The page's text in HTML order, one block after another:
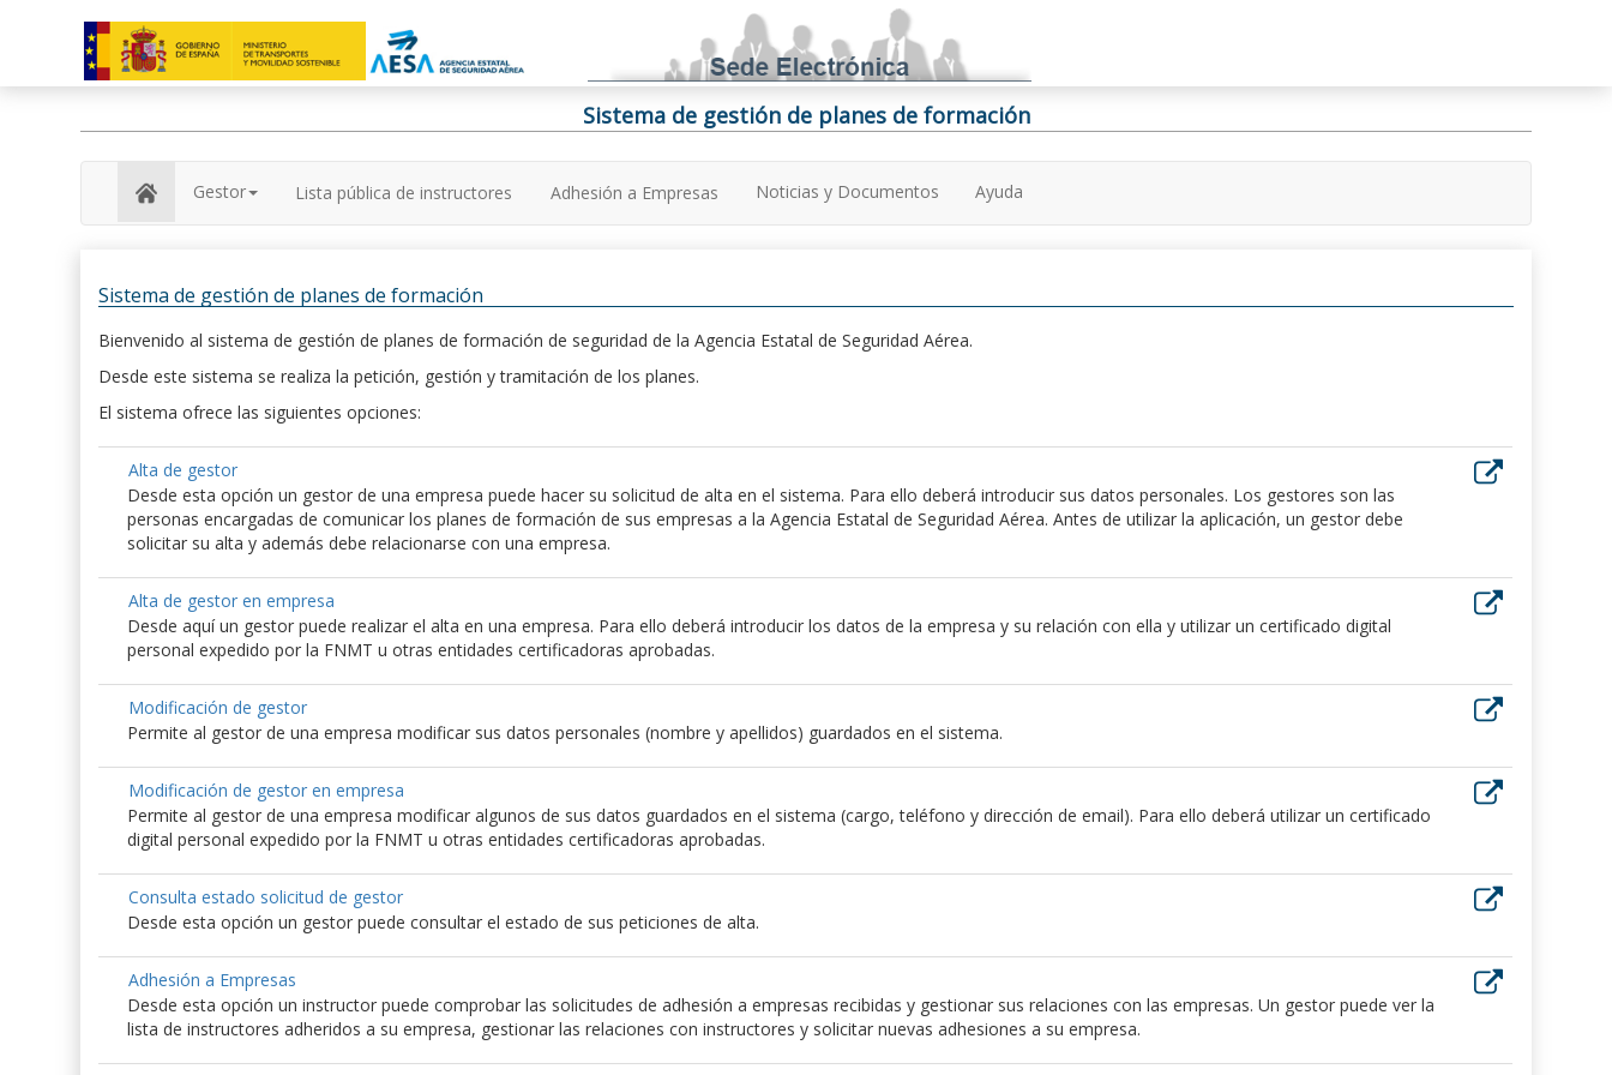
Sistema de gestión de planes de formación
Gestor Lista pública de instructores Adhesión a Empresas Noticias y Documentos Ayuda
Sistema de gestión de planes de formación
Bienvenido al sistema de gestión de planes de formación de seguridad de la Agencia Estatal de Seguridad Aérea.
Desde este sistema se realiza la petición, gestión y tramitación de los planes.
El sistema ofrece las siguientes opciones:
Alta de gestor
Desde esta opción un gestor de una empresa puede hacer su solicitud de alta en el sistema. Para ello deberá introducir sus datos personales. Los gestores son las
personas encargadas de comunicar los planes de formación de sus empresas a la Agencia Estatal de Seguridad Aérea. Antes de utilizar la aplicación, un gestor debe
solicitar su alta y además debe relacionarse con una empresa.
Alta de gestor en empresa
Desde aquí un gestor puede realizar el alta en una empresa. Para ello deberá introducir los datos de la empresa y su relación con ella y utilizar un certificado digital
personal expedido por la FNMT u otras entidades certificadoras aprobadas.
Modificación de gestor
Permite al gestor de una empresa modificar sus datos personales (nombre y apellidos) guardados en el sistema.
Modificación de gestor en empresa
Permite al gestor de una empresa modificar algunos de sus datos guardados en el sistema (cargo, teléfono y dirección de email). Para ello deberá utilizar un certificado
digital personal expedido por la FNMT u otras entidades certificadoras aprobadas.
Consulta estado solicitud de gestor
Desde esta opción un gestor puede consultar el estado de sus peticiones de alta.
Adhesión a Empresas
Desde esta opción un instructor puede comprobar las solicitudes de adhesión a empresas recibidas y gestionar sus relaciones con las empresas. Un gestor puede ver la
lista de instructores adheridos a su empresa, gestionar las relaciones con instructores y solicitar nuevas adhesiones a su empresa.